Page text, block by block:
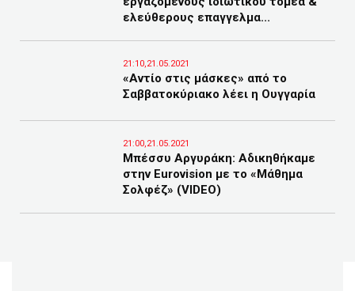
ελεύθερους επαγγελμα...
21:10,21.05.2021
«Αντίο στις μάσκες» από το
Σαββατοκύριακο λέει η Ουγγαρία
21:00,21.05.2021
Μπέσσυ Αργυράκη: Αδικηθήκαμε
στην Eurovision με το «Μάθημα
Σολφέζ» (VIDEO)